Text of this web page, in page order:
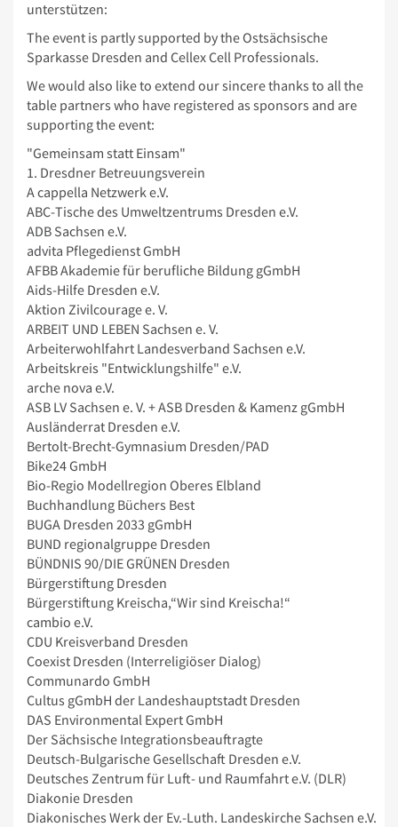
unterstützen:
The event is partly supported by the Ostsächsische
Sparkasse Dresden and Cellex Cell Professionals.
We would also like to extend our sincere thanks to all the
table partners who have registered as sponsors and are
supporting the event:
"Gemeinsam statt Einsam"
1. Dresdner Betreuungsverein
A cappella Netzwerk e.V.
ABC-Tische des Umweltzentrums Dresden e.V.
ADB Sachsen e.V.
advita Pflegedienst GmbH
AFBB Akademie für berufliche Bildung gGmbH
Aids-Hilfe Dresden e.V.
Aktion Zivilcourage e. V.
ARBEIT UND LEBEN Sachsen e. V.
Arbeiterwohlfahrt Landesverband Sachsen e.V.
Arbeitskreis "Entwicklungshilfe" e.V.
arche nova e.V.
ASB LV Sachsen e. V. + ASB Dresden & Kamenz gGmbH
Ausländerrat Dresden e.V.
Bertolt-Brecht-Gymnasium Dresden/PAD
Bike24 GmbH
Bio-Regio Modellregion Oberes Elbland
Buchhandlung Büchers Best
BUGA Dresden 2033 gGmbH
BUND regionalgruppe Dresden
BÜNDNIS 90/DIE GRÜNEN Dresden
Bürgerstiftung Dresden
Bürgerstiftung Kreischa,“Wir sind Kreischa!“
cambio e.V.
CDU Kreisverband Dresden
Coexist Dresden (Interreligiöser Dialog)
Communardo GmbH
Cultus gGmbH der Landeshauptstadt Dresden
DAS Environmental Expert GmbH
Der Sächsische Integrationsbeauftragte
Deutsch-Bulgarische Gesellschaft Dresden e.V.
Deutsches Zentrum für Luft- und Raumfahrt e.V. (DLR)
Diakonie Dresden
Diakonisches Werk der Ev.-Luth. Landeskirche Sachsen e.V.